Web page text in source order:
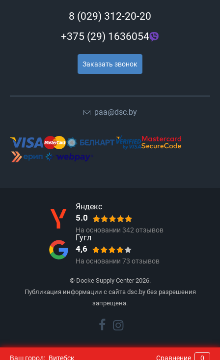
8 (029) 312-20-20
+375 (29) 1636054
Заказать звонок
paa@dsc.by
Яндекс
5.0
На основании 342отзывов
Гугл
4,6
На основании 73 отзывов
© Docke Supply Center 2026.
Публикация информации с сайта dsc.by без разрешения
запрещена.
Ваш город: Витебск Сравнение 0